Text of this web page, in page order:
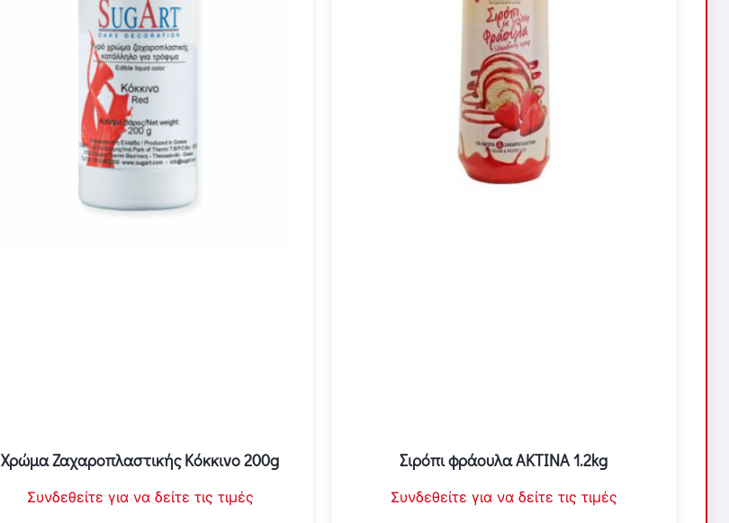
Χρώμα Ζαχαροπλαστικής Κόκκινο 200g
Συνδεθείτε για να δείτε τις τιμές
Σιρόπι φράουλα ΑΚΤΙΝΑ 1.2kg
Συνδεθείτε για να δείτε τις τιμές